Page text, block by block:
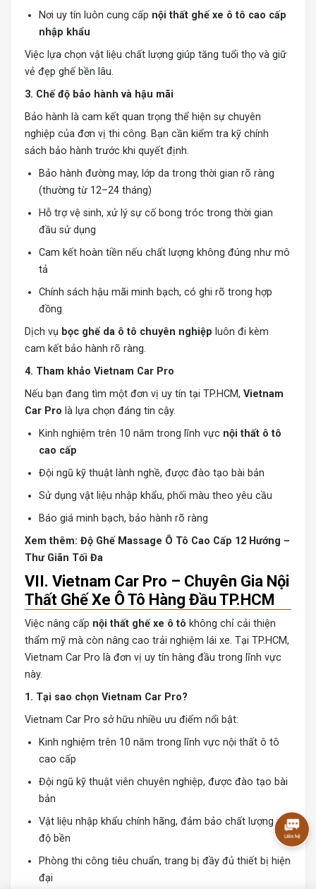
Nơi uy tín luôn cung cấp nội thất ghế xe ô tô cao cấp
nhập khẩu
Việc lựa chọn vật liệu chất lượng giúp tăng tuổi thọ và giữ
vẻ đẹp ghế bền lâu.
3. Chế độ bảo hành và hậu mãi
Bảo hành là cam kết quan trọng thể hiện sự chuyên
nghiệp của đơn vị thi công. Bạn cần kiểm tra kỹ chính
sách bảo hành trước khi quyết định.
Bảo hành đường may, lớp da trong thời gian rõ ràng
(thường từ 12–24 tháng)
Hỗ trợ vệ sinh, xử lý sự cố bong tróc trong thời gian
đầu sử dụng
Cam kết hoàn tiền nếu chất lượng không đúng như mô
tả
Chính sách hậu mãi minh bạch, có ghi rõ trong hợp
đồng
Dịch vụ bọc ghế da ô tô chuyên nghiệp luôn đi kèm
cam kết bảo hành rõ ràng.
4. Tham khảo Vietnam Car Pro
Nếu bạn đang tìm một đơn vị uy tín tại TP.HCM, Vietnam
Car Pro là lựa chọn đáng tin cậy.
Kinh nghiệm trên 10 năm trong lĩnh vực nội thất ô tô
cao cấp
Đội ngũ kỹ thuật lành nghề, được đào tạo bài bản
Sử dụng vật liệu nhập khẩu, phối màu theo yêu cầu
Báo giá minh bạch, bảo hành rõ ràng
Xem thêm: Độ Ghế Massage Ô Tô Cao Cấp 12 Hướng –
Thư Giãn Tối Đa
VII. Vietnam Car Pro – Chuyên Gia Nội
Thất Ghế Xe Ô Tô Hàng Đầu TP.HCM
Việc nâng cấp nội thất ghế xe ô tô không chỉ cải thiện
thẩm mỹ mà còn nâng cao trải nghiệm lái xe. Tại TP.HCM,
Vietnam Car Pro là đơn vị uy tín hàng đầu trong lĩnh vực
này.
1. Tại sao chọn Vietnam Car Pro?
Vietnam Car Pro sở hữu nhiều ưu điểm nổi bật:
Kinh nghiệm trên 10 năm trong lĩnh vực nội thất ô tô
cao cấp
Đội ngũ kỹ thuật viên chuyên nghiệp, được đào tạo bài
bản
Vật liệu nhập khẩu chính hãng, đảm bảo chất lượng và
độ bền
Phòng thi công tiêu chuẩn, trang bị đầy đủ thiết bị hiện
đại